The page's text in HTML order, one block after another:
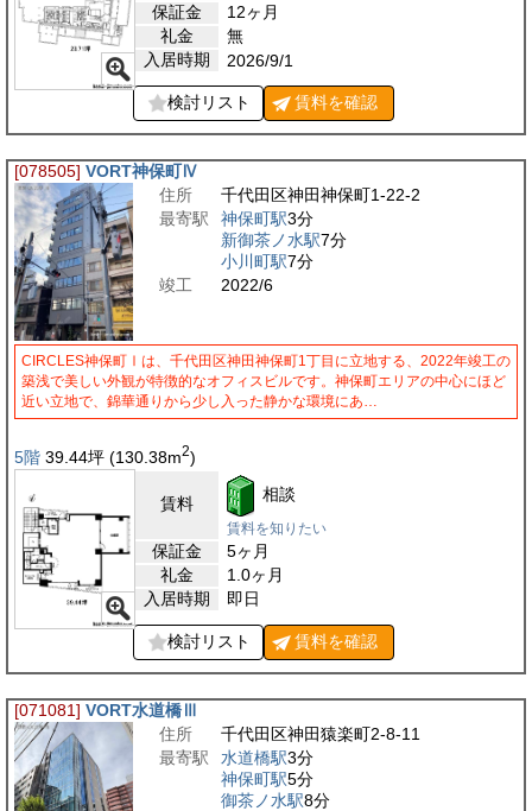
保証金
12ヶ月
礼金
無
入居時期
2026/9/1
検討リスト 賃料を確認
[078505] VORT神保町Ⅳ
住所
千代田区神田神保町1-22-2
最寄駅
神保町駅3分
新御茶ノ水駅7分
小川町駅7分
竣工
2022/6
CIRCLES神保町Ⅰは、千代田区神田神保町1丁目に立地する、2022年竣工の
築浅で美しい外観が特徴的なオフィスビルです。神保町エリアの中心にほど
近い立地で、錦華通りから少し入った静かな環境にあ…
5階 39.44坪 (130.38m2)
賃料 相談
賃料を知りたい
保証金
5ヶ月
礼金
1.0ヶ月
入居時期
即日
検討リスト 賃料を確認
[071081] VORT水道橋Ⅲ
住所
千代田区神田猿楽町2-8-11
最寄駅
水道橋駅3分
神保町駅5分
御茶ノ水駅8分